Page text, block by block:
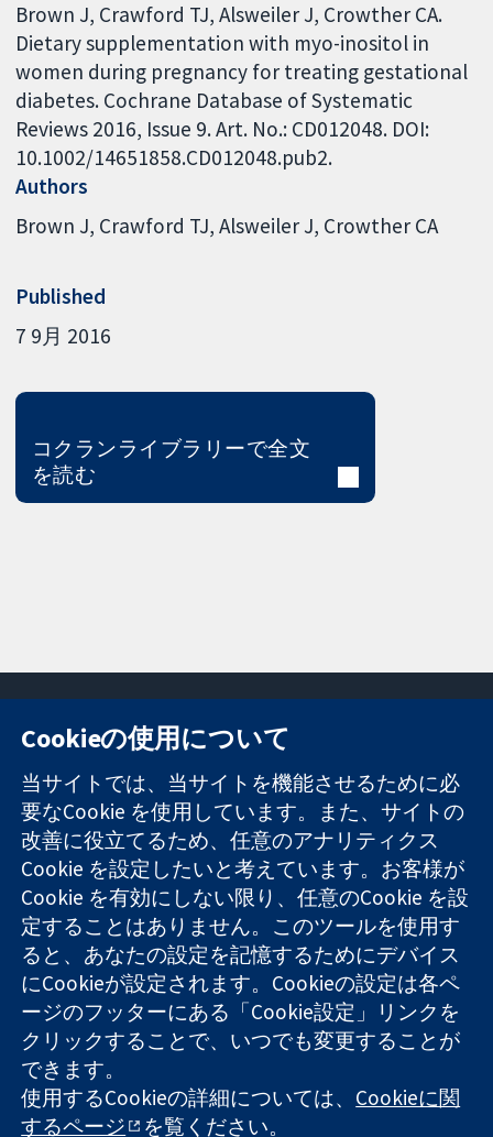
Brown J, Crawford TJ, Alsweiler J, Crowther CA.
Dietary supplementation with myo-inositol in
women during pregnancy for treating gestational
diabetes. Cochrane Database of Systematic
Reviews 2016, Issue 9. Art. No.: CD012048. DOI:
10.1002/14651858.CD012048.pub2.
Authors
Brown J Crawford TJ Alsweiler J Crowther CA
Published
7 9月 2016
コクランライブラリーで全文
を読む
信頼できるエビ
デンスと
情報に基づく意
思決定により
健康のさらなる
向上へ
11-13 Cavendish
Square
London
W1G 0AN
United Kingdom
お問い合わせ
ニュース
広報
コクランにつ
いて
採用
Cochrane
Library
コクラン・コラボレーションは、イングランド及びウェールズ
に登録された慈善団体（登録番号 1045921）および保証有限責
任会社（登録番号 03044323）です。付加価値税登録番号 GB
718 2127 49
Cookieの使用について
当サイトでは、当サイトを機能させるために必
要なCookie を使用しています。また、サイトの
改善に役立てるため、任意のアナリティクス
Cookie を設定したいと考えています。お客様が
Cookie を有効にしない限り、任意のCookie を設
定することはありません。このツールを使用す
ると、あなたの設定を記憶するためにデバイス
にCookieが設定されます。Cookieの設定は各ペ
ージのフッターにある「Cookie設定」リンクを
クリックすることで、いつでも変更することが
できます。
使用するCookieの詳細については、 Cookieに関
するページ
を覧ください。